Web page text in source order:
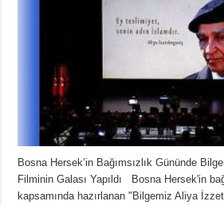
Bosna Hersek’in Bağımsızlık Gününde
Filminin Galası Yapıldı Bosna Hersek'in
kapsamında hazırlanan "Bilgemiz Aliya